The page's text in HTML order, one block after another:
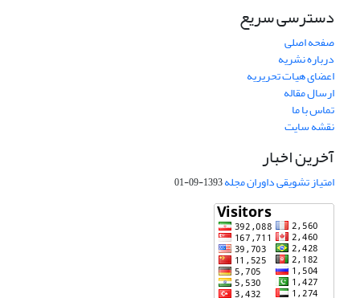
دسترسی سریع
صفحه اصلی
درباره نشریه
اعضای هیات تحریریه
ارسال مقاله
تماس با ما
نقشه سایت
آخرین اخبار
امتیاز تشویقی داوران مجله1393-09-01